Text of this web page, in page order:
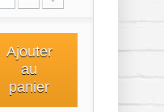
Ajouter
au
panier